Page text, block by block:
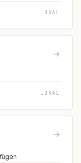
LOKAL
→
LOKAL
→